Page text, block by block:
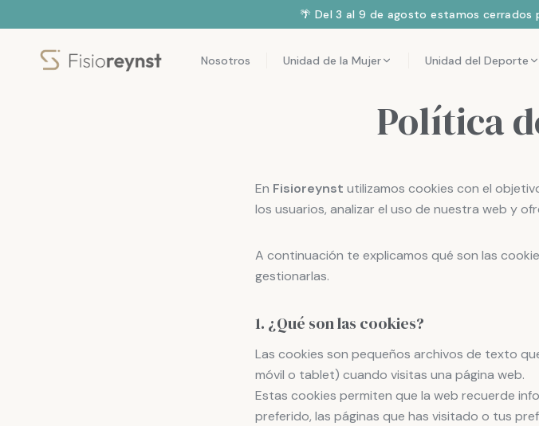
🌴 Del 3 al 9 de agosto estamos cerrados
Nosotros Unidad de la Mujer Unidad del Deporte
Política
En Fisioreynst utilizamos cookies con el
los usuarios, analizar el uso de nuestra web y
A continuación te explicamos qué son las
gestionarlas.
1. ¿Qué son las cookies?
Las cookies son pequeños archivos de texto
móvil o tablet) cuando visitas una página web.
Estas cookies permiten que la web recuerde
preferido, las páginas que has visitado o tus